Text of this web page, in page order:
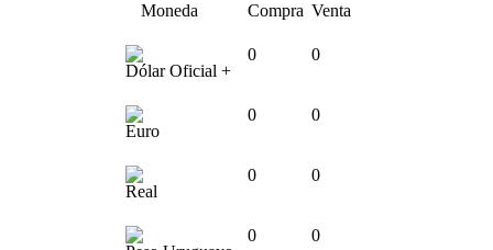
Moneda Compra Venta
Dólar Oficial +
0 0
Euro
0 0
Real
0 0
0 0